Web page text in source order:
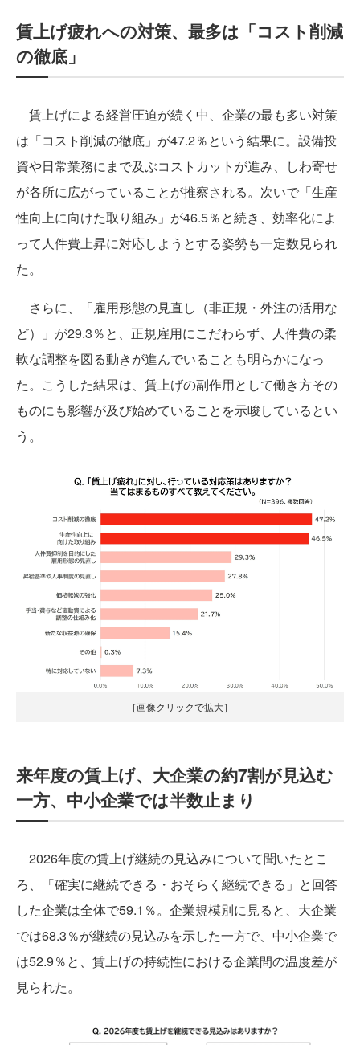
賃上げ疲れへの対策、最多は「コスト削減
の徹底」
賃上げによる経営圧迫が続く中、企業の最も多い対策
は「コスト削減の徹底」が47.2％という結果に。設備投
資や日常業務にまで及ぶコストカットが進み、しわ寄せ
が各所に広がっていることが推察される。次いで「生産
性向上に向けた取り組み」が46.5％と続き、効率化によ
って人件費上昇に対応しようとする姿勢も一定数見られ
た。
さらに、「雇用形態の見直し（非正規・外注の活用な
ど）」が29.3％と、正規雇用にこだわらず、人件費の柔
軟な調整を図る動きが進んでいることも明らかになっ
た。こうした結果は、賃上げの副作用として働き方その
ものにも影響が及び始めていることを示唆しているとい
う。
［画像クリックで拡大］
来年度の賃上げ、大企業の約7割が見込む
一方、中小企業では半数止まり
2026年度の賃上げ継続の見込みについて聞いたとこ
ろ、「確実に継続できる・おそらく継続できる」と回答
した企業は全体で59.1％。企業規模別に見ると、大企業
では68.3％が継続の見込みを示した一方で、中小企業で
は52.9％と、賃上げの持続性における企業間の温度差が
見られた。